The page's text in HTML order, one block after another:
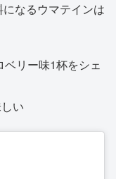
なるウマテインは
リー味1杯をシェ
い